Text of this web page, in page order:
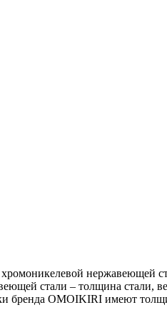
нержавеющей
стали – толщина стали,
бренда OMOIKIRI имеют